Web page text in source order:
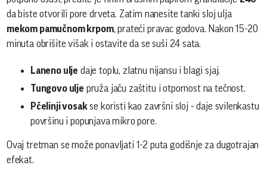
da biste otvorili pore drveta. Zatim nanesite tanki sloj ulja
mekom pamučnom krpom, prateći pravac godova. Nakon 15-20
minuta obrišite višak i ostavite da se suši 24 sata.
Laneno ulje daje toplu, zlatnu nijansu i blagi sjaj.
Tungovo ulje pruža jaču zaštitu i otpornost na tečnost.
Pčelinji vosakse koristi kao završni sloj - daje svilenkastu
površinu i popunjava mikro pore.
Ovaj tretman se može ponavljati 1-2 puta godišnje za dugotrajan
efekat.